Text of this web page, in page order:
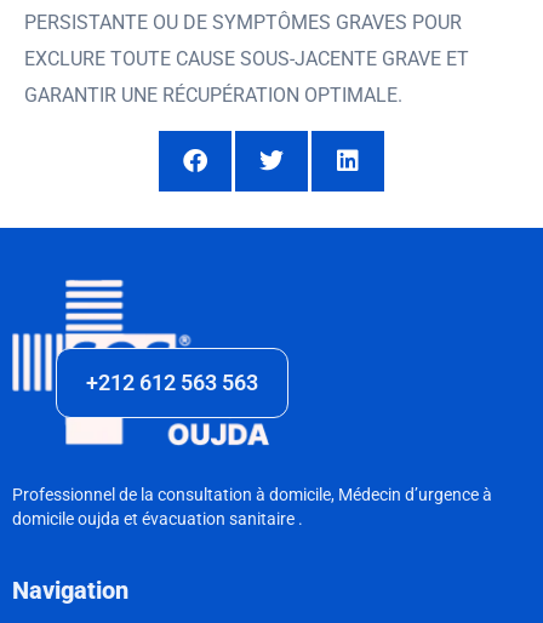
PERSISTANTE OU DE SYMPTÔMES GRAVES POUR
EXCLURE TOUTE CAUSE SOUS-JACENTE GRAVE ET
GARANTIR UNE RÉCUPÉRATION OPTIMALE.
Professionnel de la consultation à domicile, Médecin d’urgence à
domicile oujda et évacuation sanitaire .
Navigation
+212 612 563 563